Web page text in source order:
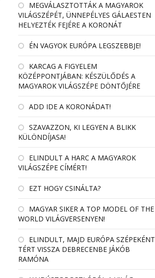
MEGVÁLASZTOTTÁK A MAGYAROK
VILÁGSZÉPÉT, ÜNNEPÉLYES GÁLAESTEN
HELYEZTÉK FEJÉRE A KORONÁT
ÉN VAGYOK EURÓPA LEGSZEBBJE!
KARCAG A FIGYELEM
KÖZÉPPONTJÁBAN: KÉSZÜLŐDÉS A
MAGYAROK VILÁGSZÉPE DÖNTŐJÉRE
ADD IDE A KORONÁDAT!
SZAVAZZON, KI LEGYEN A BLIKK
KÜLÖNDÍJASA!
ELINDULT A HARC A MAGYAROK
VILÁGSZÉPE CÍMÉRT!
EZT HOGY CSINÁLTA?
MAGYAR SIKER A TOP MODEL OF THE
WORLD VILÁGVERSENYEN!
ELINDULT, MAJD EURÓPA SZÉPEKÉNT
TÉRT VISSZA DEBRECENBE JÁKÓB
RAMÓNA